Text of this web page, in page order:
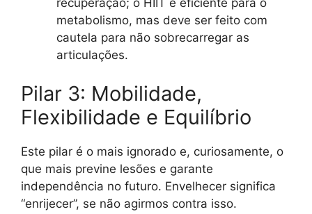
recuperação; o HIIT é eficiente para o
metabolismo, mas deve ser feito com
cautela para não sobrecarregar as
articulações.
Pilar 3: Mobilidade,
Flexibilidade e Equilíbrio
Este pilar é o mais ignorado e, curiosamente, o
que mais previne lesões e garante
independência no futuro. Envelhecer significa
“enrijecer”, se não agirmos contra isso.